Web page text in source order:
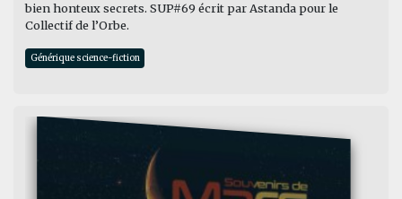
bien honteux secrets. SUP#69 écrit par Astanda pour le
Collectif de l’Orbe.
Générique science-fiction